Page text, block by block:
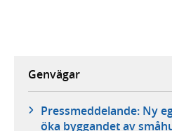
Genvägar
Pressmeddelande: Ny
öka byggandet av